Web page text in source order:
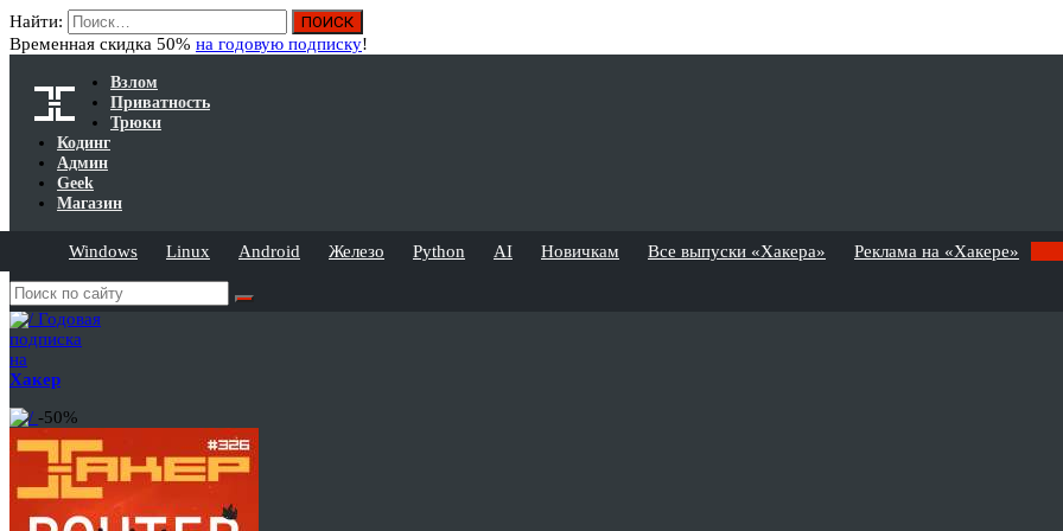
Найти:
Временная скидка 50% на годовую подписку!
Взлом
Приватность
Трюки
Кодинг
Админ
Geek
Магазин
Windows Linux Android Железо Python AI Новичкам Все выпуски «Хакера» Реклама на «Хакере»
Годовая
подписка
на
Хакер
-50%